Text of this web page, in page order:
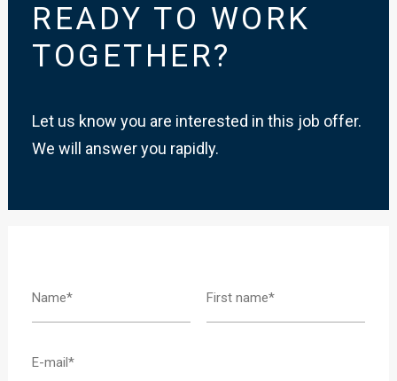
READY TO WORK
TOGETHER?
Let us know you are interested in this job offer.
We will answer you rapidly.